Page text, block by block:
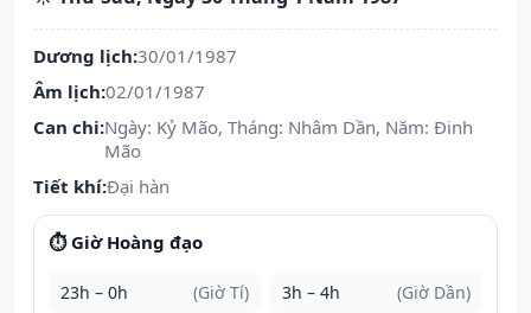
Dương lịch:30/01/1987
Âm lịch:02/01/1987
Can chi:Ngày: Kỷ Mão, Tháng: Nhâm Dần, Năm: Đinh
Mão
Tiết khí:Đại hàn
⏱️ Giờ Hoàng đạo
23h – 0h (Giờ Tí) 3h – 4h (Giờ Dần)